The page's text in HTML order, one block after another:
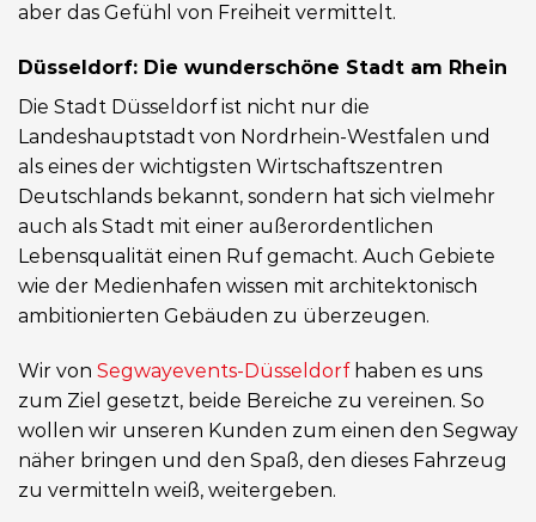
aber das Gefühl von Freiheit vermittelt.
Düsseldorf: Die wunderschöne Stadt am Rhein
Die Stadt Düsseldorf ist nicht nur die
Landeshauptstadt von Nordrhein-Westfalen und
als eines der wichtigsten Wirtschaftszentren
Deutschlands bekannt, sondern hat sich vielmehr
auch als Stadt mit einer außerordentlichen
Lebensqualität einen Ruf gemacht. Auch Gebiete
wie der Medienhafen wissen mit architektonisch
ambitionierten Gebäuden zu überzeugen.
Wir von Segwayevents-Düsseldorfhaben es uns
zum Ziel gesetzt, beide Bereiche zu vereinen. So
wollen wir unseren Kunden zum einen den Segway
näher bringen und den Spaß, den dieses Fahrzeug
zu vermitteln weiß, weitergeben.